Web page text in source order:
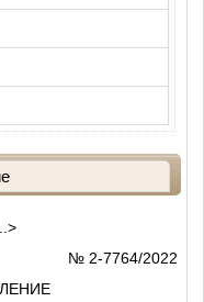
№ 2-7764/2022